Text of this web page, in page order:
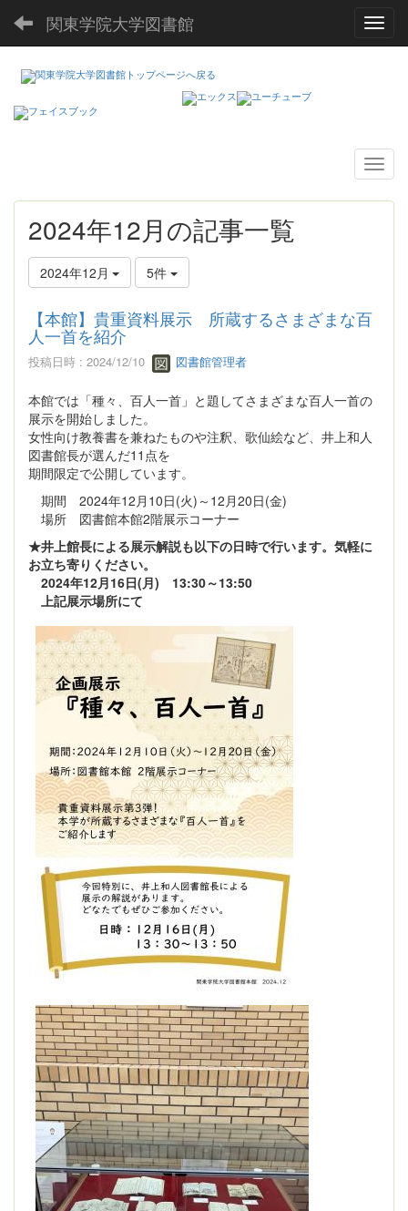
関東学院大学図書館
2024年12月の記事一覧
2024年12月 5件
【本館】貴重資料展示 所蔵するさまざまな百
人一首を紹介
投稿日時 : 2024/12/10 図書館管理者
本館では「種々、百人一首」と題してさまざまな百人一首の
展示を開始しました。
女性向け教養書を兼ねたものや注釈、歌仙絵など、井上和人
図書館長が選んだ11点を
期間限定で公開しています。
期間 2024年12月10日(火)～12月20日(金)
場所 図書館本館2階展示コーナー
★井上館長による展示解説も以下の日時で行います。気軽に
お立ち寄りください。
2024年12月16日(月) 13:30～13:50
上記展示場所にて